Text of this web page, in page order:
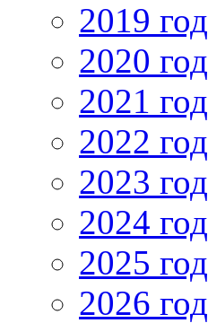
2019 год
2020 год
2021 год
2022 год
2023 год
2024 год
2025 год
2026 год